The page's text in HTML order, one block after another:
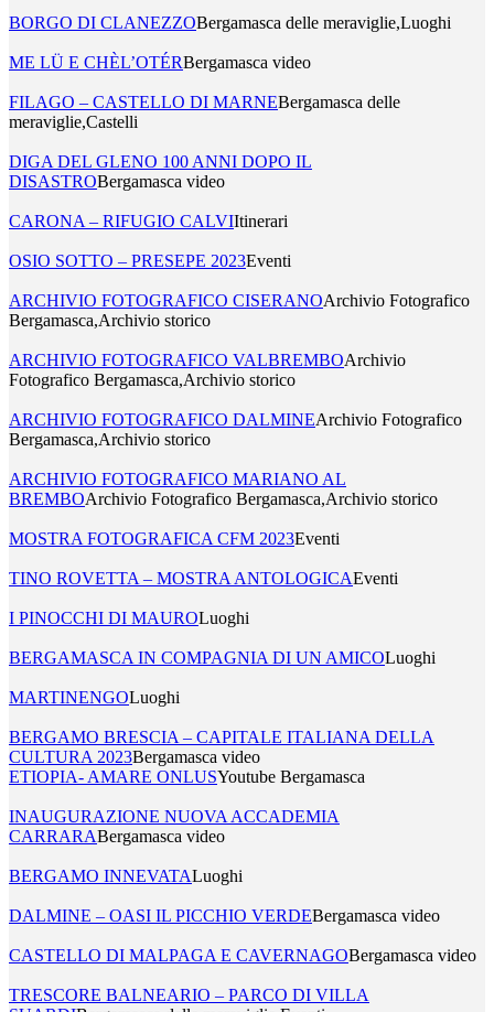
BORGO DI CLANEZZOBergamasca delle meraviglie,Luoghi
ME LÜ E CHÈL’OTÉRBergamasca video
FILAGO – CASTELLO DI MARNEBergamasca delle
meraviglie,Castelli
DIGA DEL GLENO 100 ANNI DOPO IL
DISASTROBergamasca video
CARONA – RIFUGIO CALVIItinerari
OSIO SOTTO – PRESEPE 2023Eventi
ARCHIVIO FOTOGRAFICO CISERANOArchivio Fotografico
Bergamasca,Archivio storico
ARCHIVIO FOTOGRAFICO VALBREMBOArchivio
Fotografico Bergamasca,Archivio storico
ARCHIVIO FOTOGRAFICO DALMINEArchivio Fotografico
Bergamasca,Archivio storico
ARCHIVIO FOTOGRAFICO MARIANO AL
BREMBOArchivio Fotografico Bergamasca,Archivio storico
MOSTRA FOTOGRAFICA CFM 2023Eventi
TINO ROVETTA – MOSTRA ANTOLOGICAEventi
I PINOCCHI DI MAUROLuoghi
BERGAMASCA IN COMPAGNIA DI UN AMICOLuoghi
MARTINENGOLuoghi
BERGAMO BRESCIA – CAPITALE ITALIANA DELLA
CULTURA 2023Bergamasca video
ETIOPIA- AMARE ONLUSYoutube Bergamasca
INAUGURAZIONE NUOVA ACCADEMIA
CARRARABergamasca video
BERGAMO INNEVATALuoghi
DALMINE – OASI IL PICCHIO VERDEBergamasca video
CASTELLO DI MALPAGA E CAVERNAGOBergamasca video
TRESCORE BALNEARIO – PARCO DI VILLA